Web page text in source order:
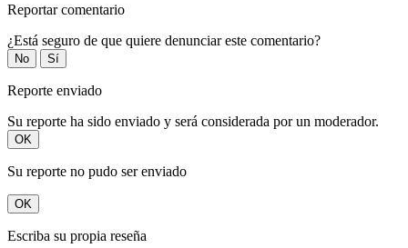
Reportar comentario
¿Está seguro de que quiere denunciar este comentario?
No Sí
Reporte enviado
Su reporte ha sido enviado y será considerada por un moderador.
OK
Su reporte no pudo ser enviado
OK
Escriba su propia reseña